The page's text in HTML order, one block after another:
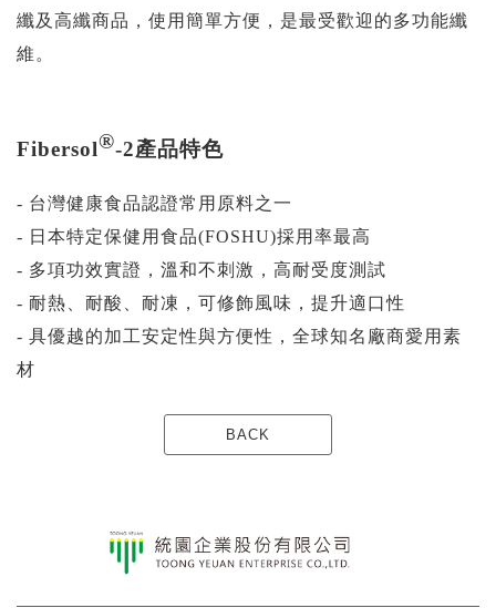
纖及高纖商品，使用簡單方便，是最受歡迎的多功能纖
維。
Fibersol®-2產品特色
- 台灣健康食品認證常用原料之一
- 日本特定保健用食品(FOSHU)採用率最高
- 多項功效實證，溫和不刺激，高耐受度測試
- 耐熱、耐酸、耐凍，可修飾風味，提升適口性
- 具優越的加工安定性與方便性，全球知名廠商愛用素
材
BACK